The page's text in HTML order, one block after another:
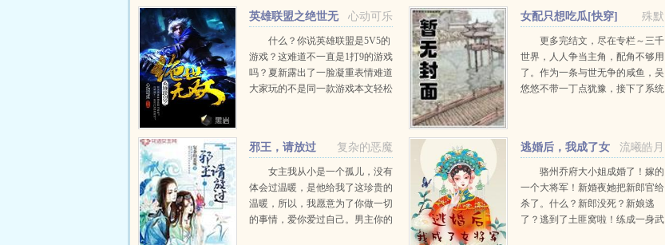
心动可乐
英雄联盟之绝世无
什么？你说英雄联盟是5V5的
游戏？这难道不一直是1打9的游戏
吗？夏新露出了一脸凝重表情难道
大家玩的不是同一款游戏本文轻松
殊默
女配只想吃瓜[快穿]
更多完结文，尽在专栏～三千
世界，人人争当主角，配角不够用
了。作为一条与世无争的咸鱼，吴
悠悠不带一丁点犹豫，接下了系统
复杂的恶魔
邪王，请放过
女主我从小是一个孤儿，没有
体会过温暖，是他给我了这珍贵的
温暖，所以，我愿意为了你做一切
的事情，爱你爱过自己。男主你的
流曦皓月
逃婚后，我成了女
将军骆州乔府大小姐成婚了！嫁的
一个大将军！新婚夜她把新郎官给
杀了。什么？新郎没死？新娘逃
了？逃到了土匪窝啦！练成一身武